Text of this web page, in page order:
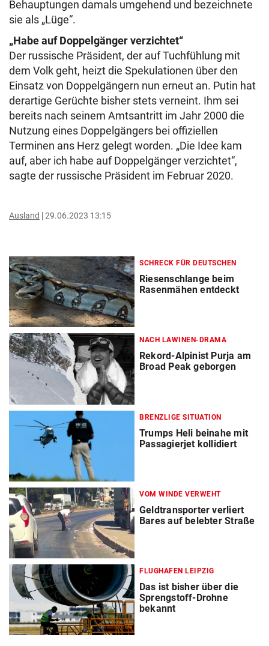
Behauptungen damals umgehend und bezeichnete
sie als „Lüge“.
„Habe auf Doppelgänger verzichtet“
Der russische Präsident, der auf Tuchfühlung mit
dem Volk geht, heizt die Spekulationen über den
Einsatz von Doppelgängern nun erneut an. Putin hat
derartige Gerüchte bisher stets verneint. Ihm sei
bereits nach seinem Amtsantritt im Jahr 2000 die
Nutzung eines Doppelgängers bei offiziellen
Terminen ans Herz gelegt worden. „Die Idee kam
auf, aber ich habe auf Doppelgänger verzichtet“,
sagte der russische Präsident im Februar 2020.
Ausland 29.06.2023 13:15
SCHRECK FÜR DEUTSCHEN
Riesenschlange beim
Rasenmähen entdeckt
NACH LAWINEN-DRAMA
Rekord-Alpinist Purja am
Broad Peak geborgen
BRENZLIGE SITUATION
Trumps Heli beinahe mit
Passagierjet kollidiert
VOM WINDE VERWEHT
Geldtransporter verliert
Bares auf belebter Straße
FLUGHAFEN LEIPZIG
Das ist bisher über die
Sprengstoff-Drohne
bekannt